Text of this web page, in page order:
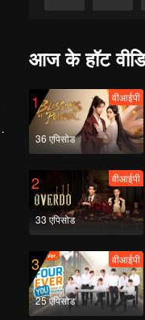
86 87
आज के हॉट
1
36 एपिसोड
वीआईपी
2
33 एपिसोड
वीआईपी
3
25 एपिसोड
वीआईपी